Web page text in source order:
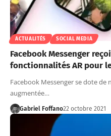
ACTUALITÉS SOCIAL MEDIA
Facebook Messenger
fonctionnalités AR pour
Facebook Messenger se dote
augmentée…
Gabriel Foffano22 octobre 2021